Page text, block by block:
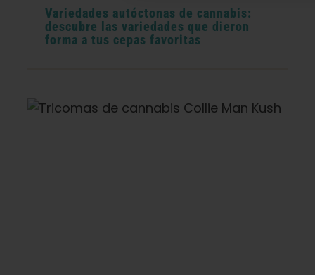
Variedades autóctonas de cannabis:
descubre las variedades que dieron
forma a tus cepas favoritas